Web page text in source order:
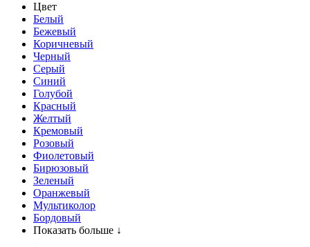
Цвет
Белый
Бежевый
Коричневый
Черный
Серый
Синий
Голубой
Красный
Желтый
Кремовый
Розовый
Фиолетовый
Бирюзовый
Зеленый
Оранжевый
Мультиколор
Бордовый
Показать больше ↓